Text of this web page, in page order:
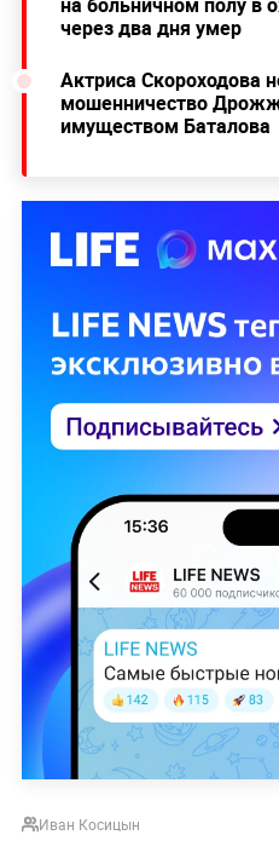
через два дня умер
Актриса Скороходова
мошенничество
имуществом Баталова
Иван Косицын